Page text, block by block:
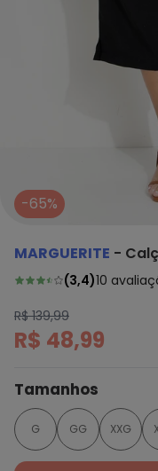
-65%
MARGUERITE -
(3,4)10
R$ 139,99
R$ 48,99
Tamanhos
G GG XXG